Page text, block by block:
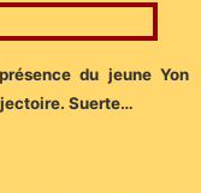
du jeune Yon
Suerte…